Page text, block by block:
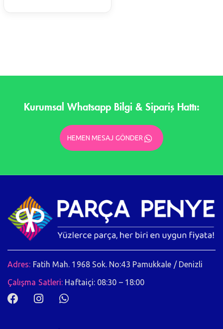
Kurumsal Whatsapp Bilgi & Sipariş Hattı:
HEMEN MESAJ GÖNDER
Adres: Fatih Mah. 1968 Sok. No:43 Pamukkale / Denizli
Çalışma Satleri: Haftaiçi: 08:30 – 18:00